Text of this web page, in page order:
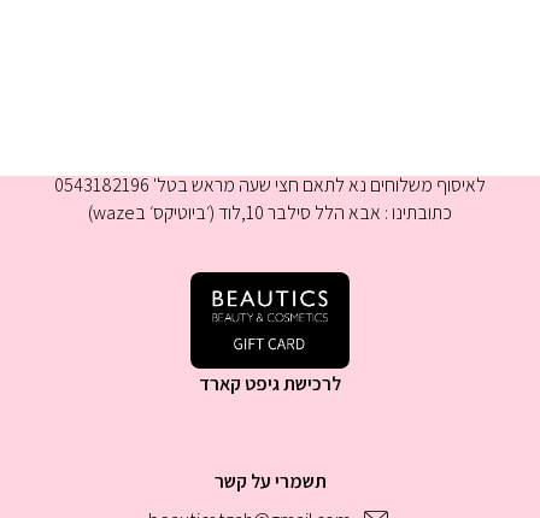
תשמרי על קשר
לאיסוף משלוחים נא לתאם חצי שעה מראש בטל' 0543182196
כתובתינו : אבא הלל סילבר 10,לוד (׳ביוטיקס׳ בwaze)
לרכישת גיפט קארד